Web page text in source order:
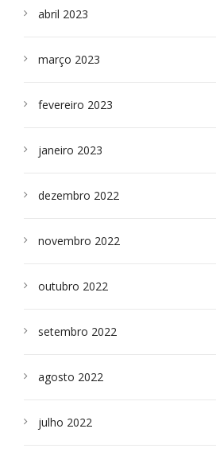
abril 2023
março 2023
fevereiro 2023
janeiro 2023
dezembro 2022
novembro 2022
outubro 2022
setembro 2022
agosto 2022
julho 2022